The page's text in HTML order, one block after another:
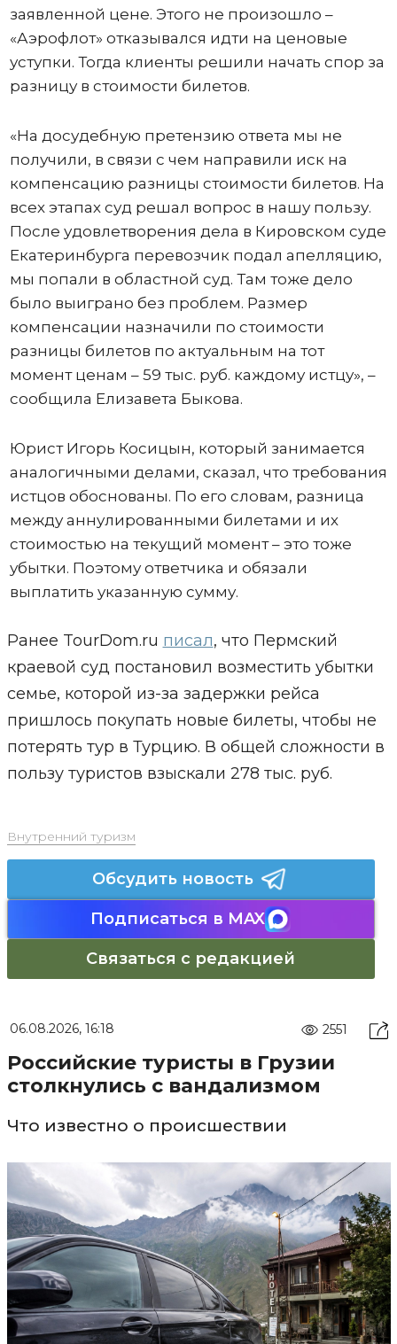
заявленной цене. Этого не произошло –
«Аэрофлот» отказывался идти на ценовые
уступки. Тогда клиенты решили начать спор за
разницу в стоимости билетов.
«На досудебную претензию ответа мы не
получили, в связи с чем направили иск на
компенсацию разницы стоимости билетов. На
всех этапах суд решал вопрос в нашу пользу.
После удовлетворения дела в Кировском суде
Екатеринбурга перевозчик подал апелляцию,
мы попали в областной суд. Там тоже дело
было выиграно без проблем. Размер
компенсации назначили по стоимости
разницы билетов по актуальным на тот
момент ценам – 59 тыс. руб. каждому истцу», –
сообщила Елизавета Быкова.
Юрист Игорь Косицын, который занимается
аналогичными делами, сказал, что требования
истцов обоснованы. По его словам, разница
между аннулированными билетами и их
стоимостью на текущий момент – это тоже
убытки. Поэтому ответчика и обязали
выплатить указанную сумму.
Ранее TourDom.ru писал, что Пермский
краевой суд постановил возместить убытки
семье, которой из-за задержки рейса
пришлось покупать новые билеты, чтобы не
потерять тур в Турцию. В общей сложности в
пользу туристов взыскали 278 тыс. руб.
Внутренний туризм
Обсудить новость
Подписаться в MAX
Связаться с редакцией
06.08.2026, 16:18 2551
Российские туристы в Грузии
столкнулись с вандализмом
Что известно о происшествии